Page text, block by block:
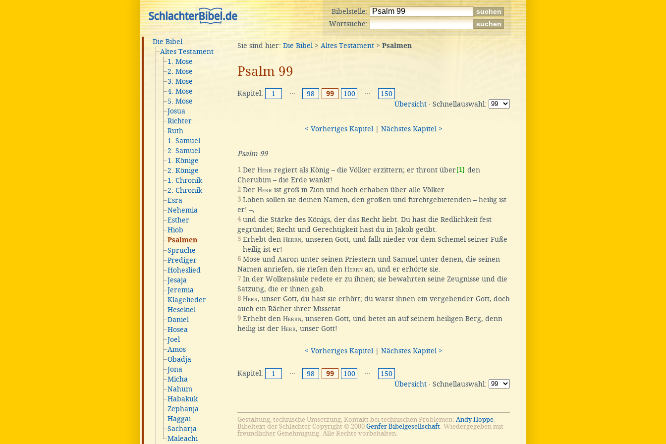
Bibelstelle:
Wortsuche:
Die Bibel
Altes Testament
1. Mose
2. Mose
3. Mose
4. Mose
5. Mose
Josua
Richter
Ruth
1. Samuel
2. Samuel
1. Könige
2. Könige
1. Chronik
2. Chronik
Esra
Nehemia
Esther
Hiob
Psalmen
Sprüche
Prediger
Hoheslied
Jesaja
Jeremia
Klagelieder
Hesekiel
Daniel
Hosea
Joel
Amos
Obadja
Jona
Micha
Nahum
Habakuk
Zephanja
Haggai
Sacharja
Maleachi
Sie sind hier: Die Bibel> Altes Testament>Psalmen
Psalm 99
Kapitel: 1 ··· 98 99 100 ···
150
Übersicht · Schnellauswahl:
< Vorheriges Kapitel Nächstes Kapitel >
Psalm 99
1 Der Herr regiert als König – die Völker erzittern; er thront über [1] den
Cherubim – die Erde wankt!
2 Der Herr ist groß in Zion und hoch erhaben über alle Völker.
3 Loben sollen sie deinen Namen, den großen und furchtgebietenden – heilig ist
er! –,
4und die Stärke des Königs, der das Recht liebt. Du hast die Redlichkeit fest
gegründet; Recht und Gerechtigkeit hast du in Jakob geübt.
5 Erhebt den Herrn, unseren Gott, und fallt nieder vor dem Schemel seiner Füße
– heilig ist er!
6 Mose und Aaron unter seinen Priestern und Samuel unter denen, die seinen
Namen anriefen, sie riefen den Herrn an, und er erhörte sie.
7 In der Wolkensäule redete er zu ihnen; sie bewahrten seine Zeugnisse und die
Satzung, die er ihnen gab.
8 Herr, unser Gott, du hast sie erhört; du warst ihnen ein vergebender Gott, doch
auch ein Rächer ihrer Missetat.
9 Erhebt den Herrn, unseren Gott, und betet an auf seinem heiligen Berg, denn
heilig ist der Herr, unser Gott!
< Vorheriges Kapitel Nächstes Kapitel >
Kapitel: 1 ··· 98 99 100 ···
150
Übersicht · Schnellauswahl:
Gestaltung, technische Umsetzung, Kontakt bei technischen Problemen: Andy Hoppe.
Bibeltext der Schlachter Copyright © 2000 Genfer Bibelgesellschaft. Wiedergegeben mit
freundlicher Genehmigung. Alle Rechte vorbehalten.